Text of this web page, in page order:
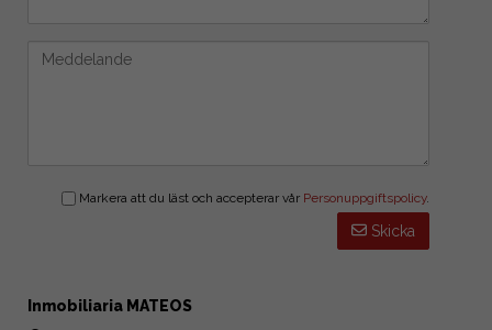
Markera att du läst och accepterar vår Personuppgiftspolicy.
Skicka
Inmobiliaria MATEOS